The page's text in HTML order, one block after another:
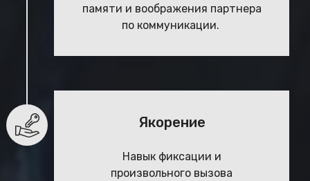
памяти и воображения партнера
по коммуникации.
Якорение
Навык фиксации и
произвольного вызова